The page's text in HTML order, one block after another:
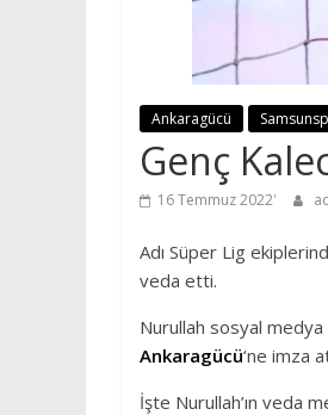
Ankaragücü
Genç
16 Temmuz 2022
Adı Süper Lig
veda etti.
Nurullah sosyal medya
Ankaragücü‘ne imza
İşte Nurullah’ın veda